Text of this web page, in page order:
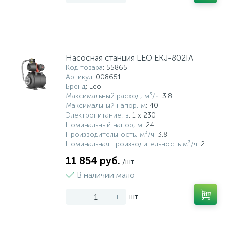
Насосная станция LEO EKJ-802IA
Код товара: 55865
Артикул: 008651
Бренд: Leo
Максимальный расход, м³/ч: 3.8
Максимальный напор, м: 40
Электропитание, в: 1 x 230
Номинальный напор, м: 24
Производительность, м³/ч: 3.8
Номинальная производительность м³/ч: 2
11 854 руб. /шт
В наличии мало
- + шт